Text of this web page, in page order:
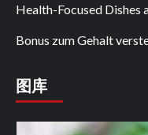
Health-Focused Dishes
Bonus zum Gehalt
图库